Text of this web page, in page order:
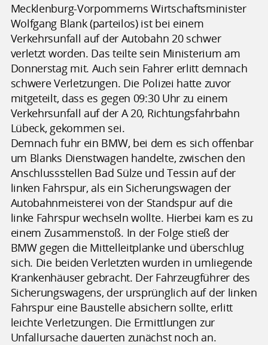
Mecklenburg-Vorpommerns Wirtschaftsminister
Wolfgang Blank (parteilos) ist bei einem
Verkehrsunfall auf der Autobahn 20 schwer
verletzt worden. Das teilte sein Ministerium am
Donnerstag mit. Auch sein Fahrer erlitt demnach
schwere Verletzungen. Die Polizei hatte zuvor
mitgeteilt, dass es gegen 09:30 Uhr zu einem
Verkehrsunfall auf der A 20, Richtungsfahrbahn
Lübeck, gekommen sei.
Demnach fuhr ein BMW, bei dem es sich offenbar
um Blanks Dienstwagen handelte, zwischen den
Anschlussstellen Bad Sülze und Tessin auf der
linken Fahrspur, als ein Sicherungswagen der
Autobahnmeisterei von der Standspur auf die
linke Fahrspur wechseln wollte. Hierbei kam es zu
einem Zusammenstoß. In der Folge stieß der
BMW gegen die Mittelleitplanke und überschlug
sich. Die beiden Verletzten wurden in umliegende
Krankenhäuser gebracht. Der Fahrzeugführer des
Sicherungswagens, der ursprünglich auf der linken
Fahrspur eine Baustelle absichern sollte, erlitt
leichte Verletzungen. Die Ermittlungen zur
Unfallursache dauerten zunächst noch an.